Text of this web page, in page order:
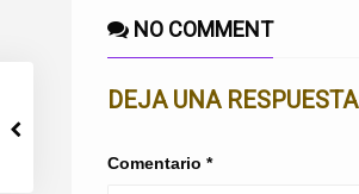
NO COMMENT
DEJA UNA RESPUESTA
Comentario *